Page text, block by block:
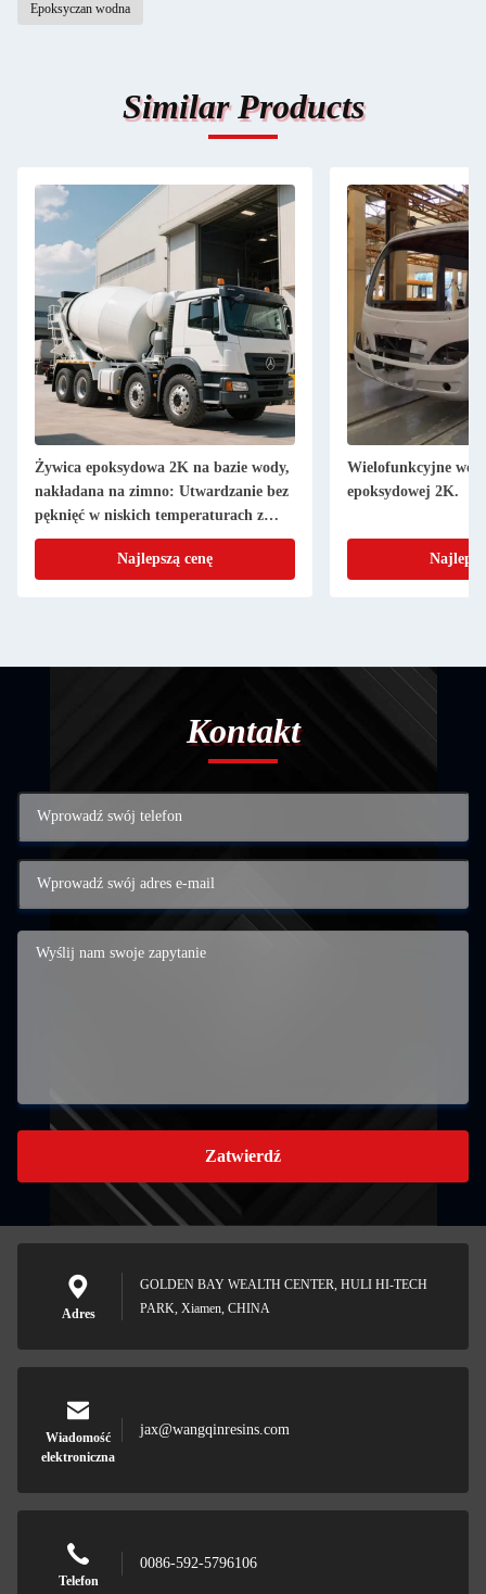
Epoksyczan wodna
Similar Products
Żywica epoksydowa 2K na bazie wody,
nakładana na zimno: Utwardzanie bez
pęknięć w niskich temperaturach z
dobrą odpornością na mgłę solną
Najlepszą cenę
Wielofunkcyjne
epoksydowej 2K.
Kontakt
Zatwierdź
Adres
GOLDEN BAY WEALTH CENTER, HULI HI-TECH
PARK, Xiamen, CHINA
Wiadomość
elektroniczna
jax@wangqinresins.com
Telefon
0086-592-5796106